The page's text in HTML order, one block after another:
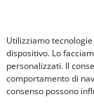
Utilizziamo
dispositivo. Lo
personalizzati. Il
comportamento di
consenso possono
verso il